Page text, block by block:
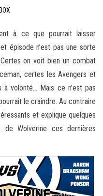
à ce que pourrait laisser
épisode n’est pas une sorte
on voit bien un combat
certes les Avengers et
à volonté… Mais ce n’est pas
le craindre. Au contraire
et explique quelques
de Wolverine ces dernières